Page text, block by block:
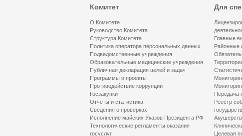
Комитет
О Комитете
Руководство Комитета
Структура Комитета
Политика оператора персональных данных
Подведомственные учреждения
Образовательные медицинские учреждения
Публичная декларация целей и задач
Программы и проекты
Противодействие коррупции
Госзакупки
Отчеты и статистика
Сведения о проверках
Исполнение майских Указов Президента РФ
Технологические регламенты оказания
госуслуг
Для
Главные
Районные
Передача
Реестр
Целевая